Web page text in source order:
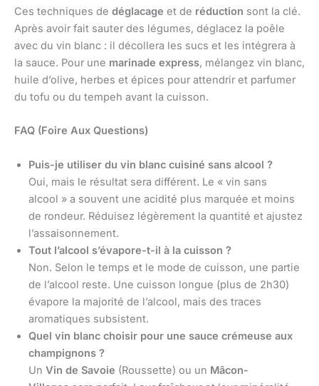
Ces techniques de déglacage et de réduction sont la clé.
Après avoir fait sauter des légumes, déglacez la poêle
avec du vin blanc : il décollera les sucs et les intégrera à
la sauce. Pour une marinade express, mélangez vin blanc,
huile d’olive, herbes et épices pour attendrir et parfumer
du tofu ou du tempeh avant la cuisson.
FAQ (Foire Aux Questions)
Puis-je utiliser du vin blanc cuisiné sans alcool ?
Oui, mais le résultat sera différent. Le « vin sans
alcool » a souvent une acidité plus marquée et moins
de rondeur. Réduisez légèrement la quantité et ajustez
l’assaisonnement.
Tout l’alcool s’évapore-t-il à la cuisson ?
Non. Selon le temps et le mode de cuisson, une partie
de l’alcool reste. Une cuisson longue (plus de 2h30)
évapore la majorité de l’alcool, mais des traces
aromatiques subsistent.
Quel vin blanc choisir pour une sauce crémeuse aux
champignons ?
Un Vin de Savoie (Roussette) ou un Mâcon-